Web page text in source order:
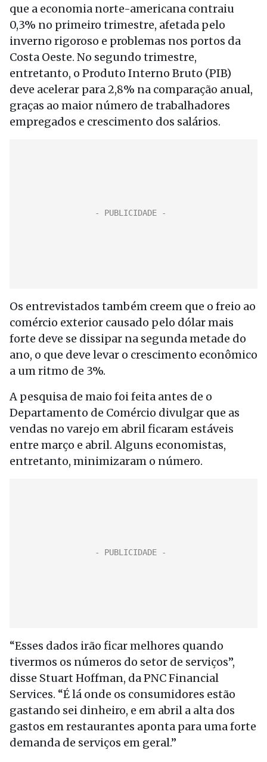
que a economia norte-americana contraiu
0,3% no primeiro trimestre, afetada pelo
inverno rigoroso e problemas nos portos da
Costa Oeste. No segundo trimestre,
entretanto, o Produto Interno Bruto (PIB)
deve acelerar para 2,8% na comparação anual,
graças ao maior número de trabalhadores
empregados e crescimento dos salários.
Os entrevistados também creem que o freio ao
comércio exterior causado pelo dólar mais
forte deve se dissipar na segunda metade do
ano, o que deve levar o crescimento econômico
a um ritmo de 3%.
A pesquisa de maio foi feita antes de o
Departamento de Comércio divulgar que as
vendas no varejo em abril ficaram estáveis
entre março e abril. Alguns economistas,
entretanto, minimizaram o número.
“Esses dados irão ficar melhores quando
tivermos os números do setor de serviços”,
disse Stuart Hoffman, da PNC Financial
Services. “É lá onde os consumidores estão
gastando sei dinheiro, e em abril a alta dos
gastos em restaurantes aponta para uma forte
demanda de serviços em geral.”